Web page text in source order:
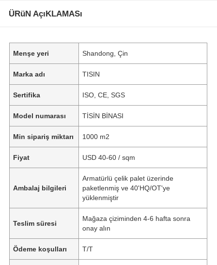
ÜRüN AçıKLAMASı
Menşe yeri Shandong, Çin
Marka adı TISIN
Sertifika ISO, CE, SGS
Model numarası TİSİN BİNASI
Min sipariş miktarı 1000 m2
Fiyat USD 40-60 / sqm
Ambalaj bilgileri
Armatürlü çelik palet üzerinde
paketlenmiş ve 40'HQ/OT'ye
yüklenmiştir
Teslim süresi
Mağaza çiziminden 4-6 hafta sonra
onay alın
Ödeme koşulları T/T